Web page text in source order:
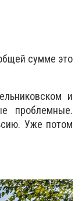
сумме это
и
проблемные.
Уже потом